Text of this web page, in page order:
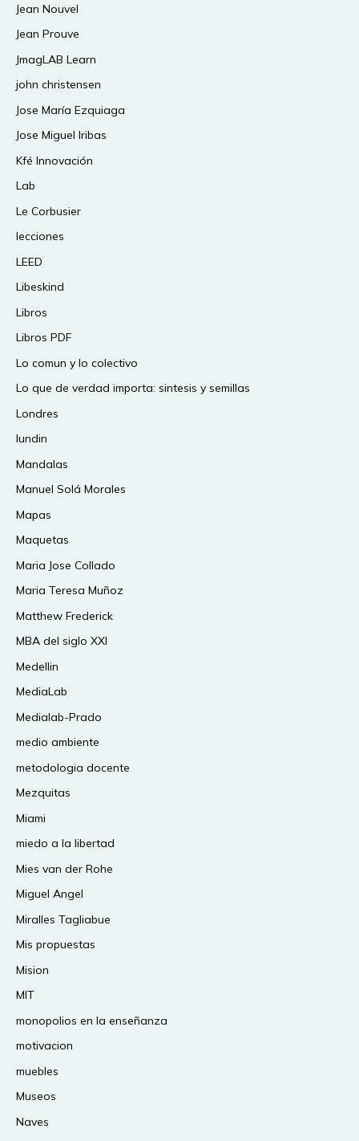
Jean Nouvel
Jean Prouve
JmagLAB Learn
john christensen
Jose María Ezquiaga
Jose Miguel Iribas
Kfé Innovación
Lab
Le Corbusier
lecciones
LEED
Libeskind
Libros
Libros PDF
Lo comun y lo colectivo
Lo que de verdad importa: sintesis y semillas
Londres
lundin
Mandalas
Manuel Solá Morales
Mapas
Maquetas
Maria Jose Collado
Maria Teresa Muñoz
Matthew Frederick
MBA del siglo XXI
Medellin
MediaLab
Medialab-Prado
medio ambiente
metodologia docente
Mezquitas
Miami
miedo a la libertad
Mies van der Rohe
Miguel Angel
Miralles Tagliabue
Mis propuestas
Mision
MIT
monopolios en la enseñanza
motivacion
muebles
Museos
Naves